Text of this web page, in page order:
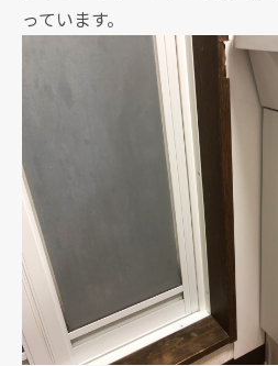
っています。